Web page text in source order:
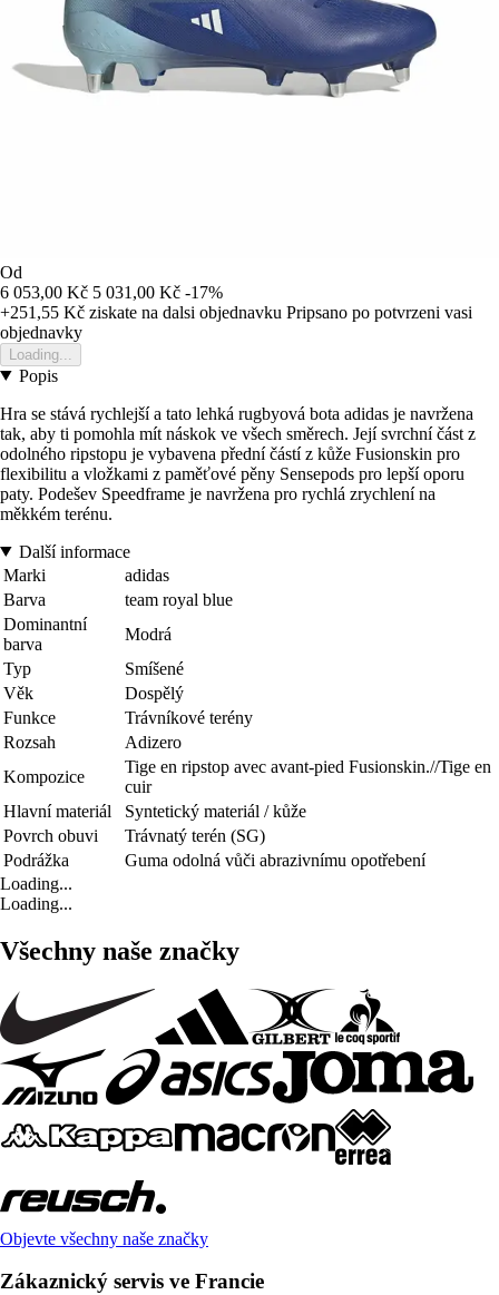
Od
6 053,00 Kč 5 031,00 Kč -17%
+251,55 Kč ziskate na dalsi objednavku Pripsano po potvrzeni vasi
objednavky
Loading...
Popis
Hra se stává rychlejší a tato lehká rugbyová bota adidas je navržena
tak, aby ti pomohla mít náskok ve všech směrech. Její svrchní část z
odolného ripstopu je vybavena přední částí z kůže Fusionskin pro
flexibilitu a vložkami z paměťové pěny Sensepods pro lepší oporu
paty. Podešev Speedframe je navržena pro rychlá zrychlení na
měkkém terénu.
Další informace
Marki
adidas
Barva
team royal blue
Dominantní
barva
Modrá
Typ
Smíšené
Věk
Dospělý
Funkce
Trávníkové terény
Rozsah
Adizero
Kompozice
Tige en ripstop avec avant-pied Fusionskin.//Tige en
cuir
Hlavní materiál
Syntetický materiál / kůže
Povrch obuvi
Trávnatý terén (SG)
Podrážka
Guma odolná vůči abrazivnímu opotřebení
Loading...
Loading...
Všechny naše značky
Objevte všechny naše značky
Zákaznický servis ve Francie